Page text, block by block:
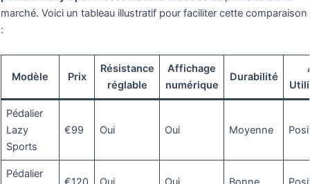
marché. Voici un tableau illustratif pour faciliter cette comparaison
:
Modèle Prix
Résistance
réglable
Affichage
numérique
Durabilité
Pédalier
Lazy
Sports
€99 Oui Oui Moyenne
Pédalier